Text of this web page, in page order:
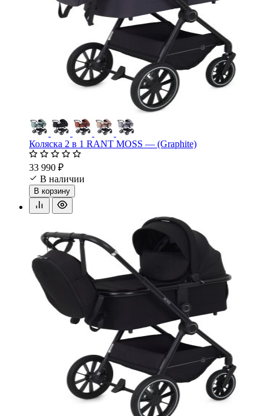
Коляска 2 в 1 RANT MOSS — (Graphite)
33 990 ₽
В наличии
В корзину